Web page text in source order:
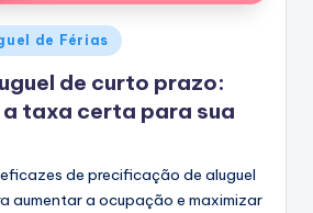
de Férias
de curto prazo:
taxa certa para sua
de precificação de aluguel
aumentar a ocupação e maximizar